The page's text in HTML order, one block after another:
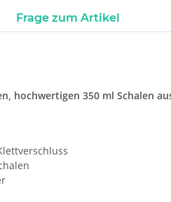
Frage zum Artikel
hochwertigen 350 ml Schalen